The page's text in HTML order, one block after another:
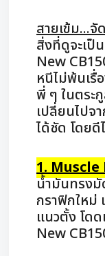
สายเข้ม...จั
สิ่งที่ดูจะเป็
New
หนีไม่พ้นเรื่
พี่ ๆ ในตระ
เปลี่ยนไปจ
ได้ชัด โดย
1.
น้ำมันทรงมั
กราฟิกใหม่
แนวตั้ง โด
New